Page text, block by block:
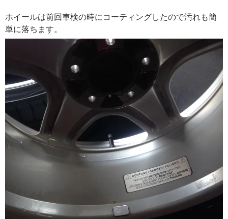
ホイールは前回車検の時にコーティングしたので汚れも簡
単に落ちます。